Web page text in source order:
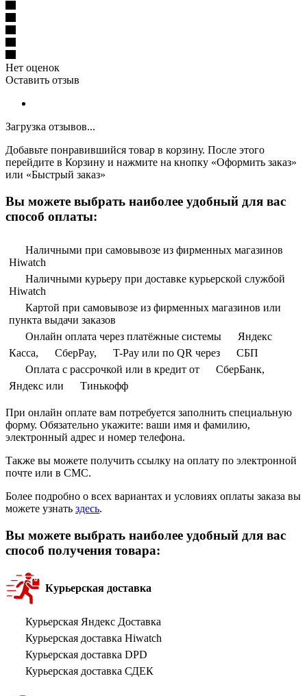
Нет оценок
Оставить отзыв
Загрузка отзывов...
Добавьте понравившийся товар в корзину. После этого
перейдите в Корзину и нажмите на кнопку «Оформить заказ»
или «Быстрый заказ»
Вы можете выбрать наиболее удобный для вас
способ оплаты:
Наличными при самовывозе из фирменных магазинов
Hiwatch
Наличными курьеру при доставке курьерской службой
Hiwatch
Картой при самовывозе из фирменных магазинов или
пункта выдачи заказов
Онлайн оплата через платёжные системы
Яндекс
Касса,
СберPay, T-Pay или по QR через
СБП
Оплата с рассрочкой или в кредит от
СберБанк,
Яндекс или
Тинькофф
При онлайн оплате вам потребуется заполнить специальную
форму. Обязательно укажите: ваши имя и фамилию,
электронный адрес и номер телефона.
Также вы можете получить ссылку на оплату по электронной
почте или в СМС.
Более подробно о всех вариантах и условиях оплаты заказа вы
можете узнать здесь.
Вы можете выбрать наиболее удобный для вас
способ получения товара:
Курьерская доставка
Курьерская Яндекс Доставка
Курьерская доставка Hiwatch
Курьерская доставка DPD
Курьерская доставка СДЕК